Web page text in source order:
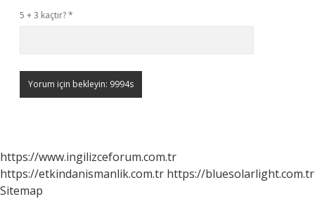
5 + 3 kaçtır?*
https://www.ingilizceforum.com.tr
https://etkindanismanlik.com.tr https://bluesolarlight.com.tr
Sitemap